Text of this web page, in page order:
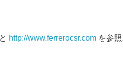
http://www.ferrerocsr.comを参照